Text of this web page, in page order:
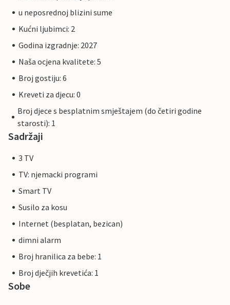
u neposrednoj blizini sume
Kućni ljubimci: 2
Godina izgradnje: 2027
Naša ocjena kvalitete: 5
Broj gostiju: 6
Kreveti za djecu: 0
Broj djece s besplatnim smještajem (do četiri godine
starosti): 1
Sadržaji
3 TV
TV: njemacki programi
Smart TV
Susilo za kosu
Internet (besplatan, bezican)
dimni alarm
Broj hranilica za bebe: 1
Broj dječjih krevetića: 1
Sobe